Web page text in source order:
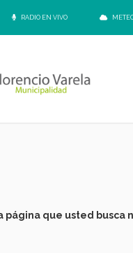
RADIO EN VIVO
página que usted busca